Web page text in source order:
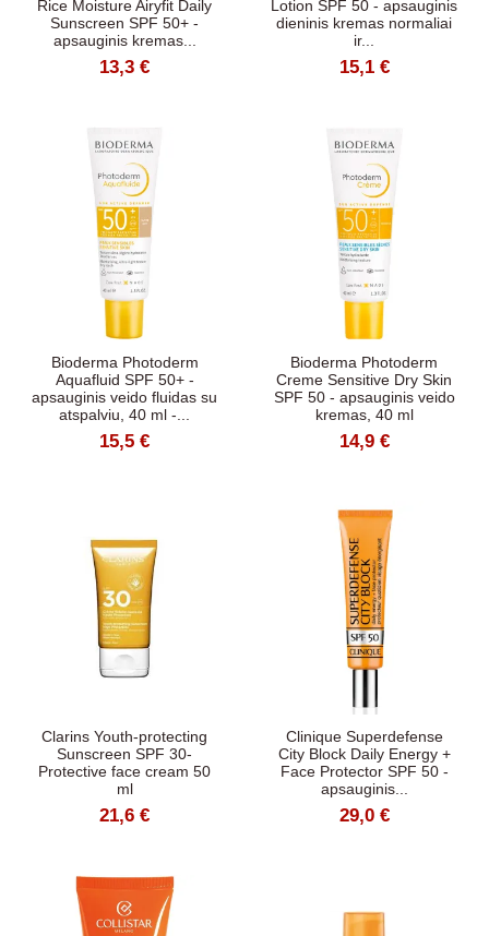
Rice Moisture Airyfit Daily
Sunscreen SPF 50+ -
apsauginis kremas...
13,3 €
Lotion SPF 50 - apsauginis
dieninis kremas normaliai
ir...
15,1 €
Bioderma Photoderm
Aquafluid SPF 50+ -
apsauginis veido fluidas su
atspalviu, 40 ml -...
15,5 €
Bioderma Photoderm
Creme Sensitive Dry Skin
SPF 50 - apsauginis veido
kremas, 40 ml
14,9 €
Clarins Youth-protecting
Sunscreen SPF 30-
Protective face cream 50
ml
21,6 €
Clinique Superdefense
City Block Daily Energy +
Face Protector SPF 50 -
apsauginis...
29,0 €